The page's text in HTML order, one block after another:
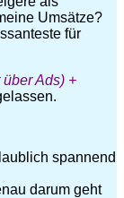
Umsätze?
für
Ads) +
spannend
darum geht